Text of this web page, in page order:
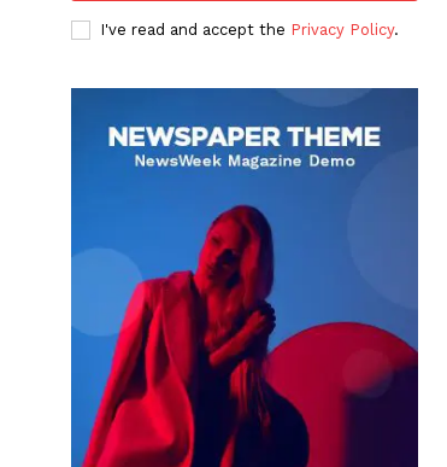
I've read and accept the Privacy Policy.